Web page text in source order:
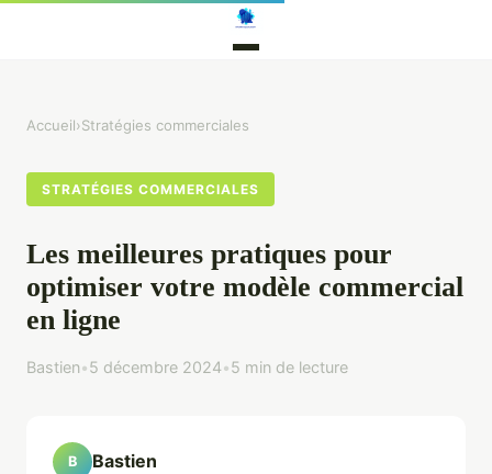
Accueil›Stratégies commerciales
STRATÉGIES COMMERCIALES
Les meilleures pratiques pour
optimiser votre modèle commercial
en ligne
Bastien•5 décembre 2024•5 min de lecture
B Bastien